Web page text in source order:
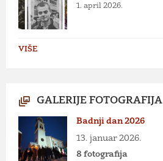
1. april 2026.
VIŠE
GALERIJE FOTOGRAFIJA
Badnji dan 2026
13. januar 2026.
8 fotografija